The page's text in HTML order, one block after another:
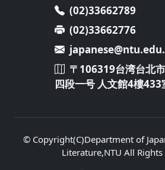
(02)33662789
(02)33662776
〒106319台湾台北
四段一号 人文館4樓433
© Copyright(C)Department of
Literature,NTU All Rights